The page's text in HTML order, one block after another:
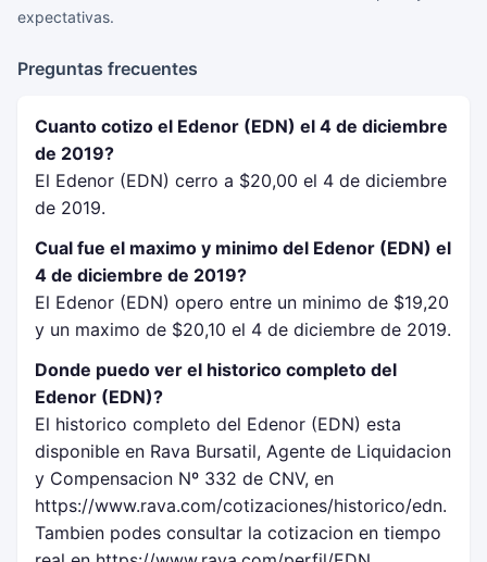
expectativas.
Preguntas frecuentes
Cuanto cotizo el Edenor (EDN) el 4 de diciembre
de 2019?
El Edenor (EDN) cerro a $20,00 el 4 de diciembre
de 2019.
Cual fue el maximo y minimo del Edenor (EDN) el
4 de diciembre de 2019?
El Edenor (EDN) opero entre un minimo de $19,20
y un maximo de $20,10 el 4 de diciembre de 2019.
Donde puedo ver el historico completo del
Edenor (EDN)?
El historico completo del Edenor (EDN) esta
disponible en Rava Bursatil, Agente de Liquidacion
y Compensacion Nº 332 de CNV, en
https://www.rava.com/cotizaciones/historico/edn.
Tambien podes consultar la cotizacion en tiempo